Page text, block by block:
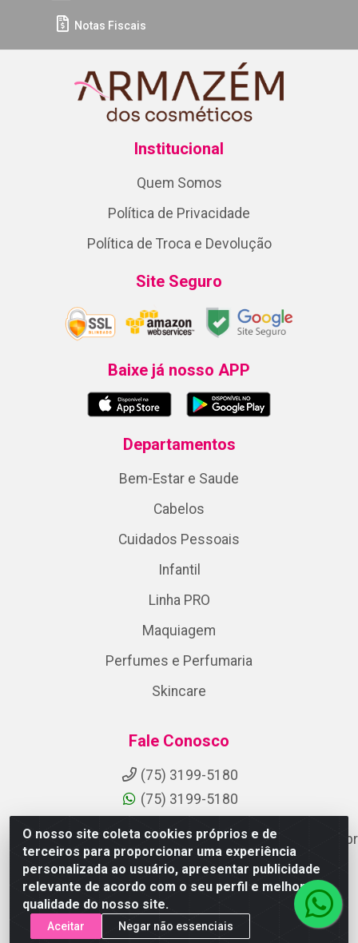
O nosso site coleta cookies próprios e de
terceiros para proporcionar uma experiência
personalizada ao usuário, apresentar publicidade
relevante de acordo com o seu perfil e melhorar a
qualidade do nosso site.
Aceitar Negar não essenciais
Notas Fiscais
Institucional
Quem Somos
Política de Privacidade
Política de Troca e Devolução
Site Seguro
Baixe já nosso APP
Departamentos
Bem-Estar e Saude
Cabelos
Cuidados Pessoais
Infantil
Linha PRO
Maquiagem
Perfumes e Perfumaria
Skincare
Fale Conosco
(75) 3199-5180
(75) 3199-5180
suporteaocliente@armazemdoscosmeticosfsa.com.br
Instagram
Formas de Pagamento